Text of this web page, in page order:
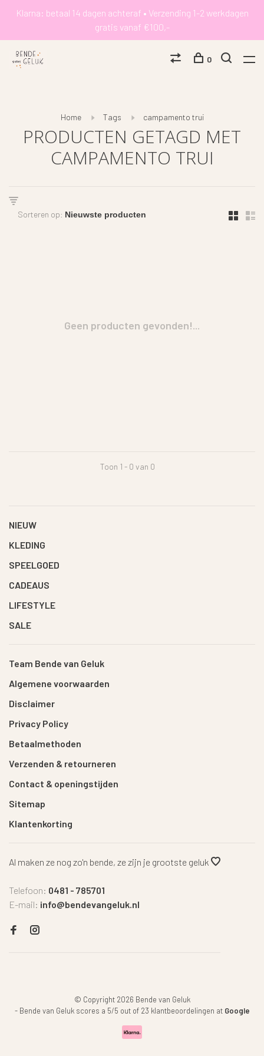
Klarna: betaal 14 dagen achteraf • Verzending 1-2 werkdagen
gratis vanaf €100,-
0
Home Tags campamento trui
PRODUCTEN GETAGD MET
CAMPAMENTO TRUI
Sorteren op:
Geen producten gevonden!...
Toon 1 - 0 van 0
NIEUW
KLEDING
SPEELGOED
CADEAUS
LIFESTYLE
SALE
Team Bende van Geluk
Algemene voorwaarden
Disclaimer
Privacy Policy
Betaalmethoden
Verzenden & retourneren
Contact & openingstijden
Sitemap
Klantenkorting
Al maken ze nog zo'n bende, ze zijn je grootste geluk
Telefoon: 0481 - 785701
E-mail: info@bendevangeluk.nl
© Copyright 2026 Bende van Geluk
- Bende van Geluk scores a 5/5 out of 23 klantbeoordelingen at Google